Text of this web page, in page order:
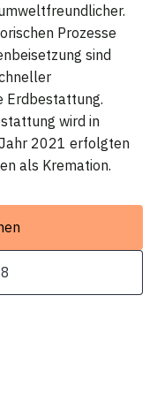
Prozesse
sind
Erdbestattung.
wird in
2021 erfolgten
als Kremation.